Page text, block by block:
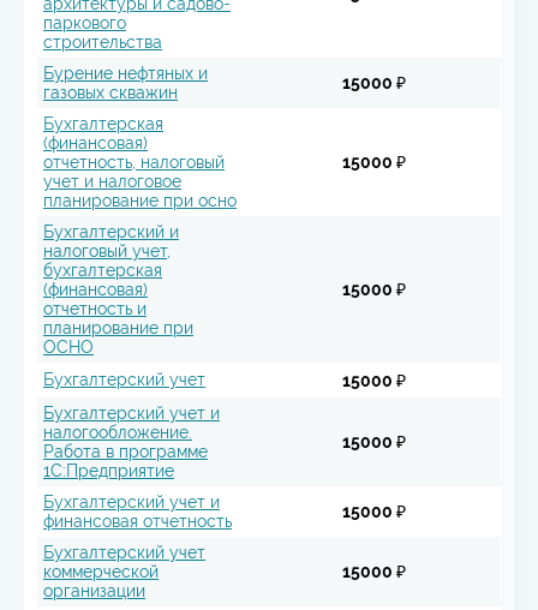
паркового
строительства
Бурение нефтяных и
газовых скважин
15000 ₽
Бухгалтерская
(финансовая)
отчетность, налоговый
учет и налоговое
планирование при осно
15000 ₽
Бухгалтерский и
налоговый учет,
бухгалтерская
(финансовая)
отчетность и
планирование при
ОСНО
15000 ₽
Бухгалтерский учет
15000 ₽
Бухгалтерский учет и
налогообложение.
Работа в программе
1С:Предприятие
15000 ₽
Бухгалтерский учет и
финансовая отчетность
15000 ₽
Бухгалтерский учет
коммерческой
организации
15000 ₽